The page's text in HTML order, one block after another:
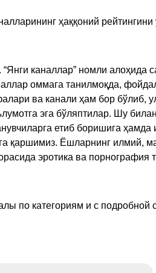
ҳаққоний
каналлар” номли алоҳида
оммага танилмоқда,
ва канали ҳам бор бўлиб,
эга бўляптилар. Шу
етиб боришига ҳамда
қаршимиз. Ёшларнинг илмий,
эротика ва порнография
по категориям и с подробной